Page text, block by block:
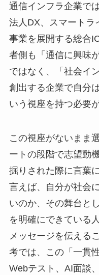
通信インフラ企業で
法人DX、スマートラ
事業を展開する総合
者側も「通信に興味
ではなく、「社会イ
創出する企業で自分
いう視座を持つ必要
この視座がないまま
ートの段階で志望動
掘りされた際に言葉
言えば、自分が社会
いのか、その舞台と
を明確にできている
メッセージを伝える
考では、この「一貫
Webテスト、AI面談